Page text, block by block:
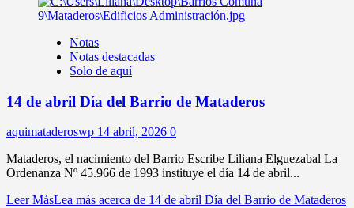
Notas
Notas destacadas
Solo de aquí
14 de abril Día del Barrio de Mataderos
aquimataderoswp 14 abril, 2026 0
Mataderos, el nacimiento del Barrio Escribe Liliana Elguezabal La
Ordenanza Nº 45.966 de 1993 instituye el día 14 de abril...
Leer MásLea más acerca de 14 de abril Día del Barrio de Mataderos